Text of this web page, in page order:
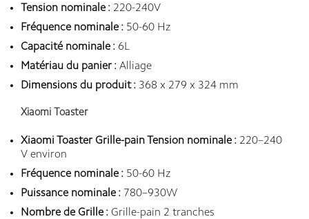
Tension nominale : 220-240V
Fréquence nominale : 50-60 Hz
Capacité nominale : 6L
Matériau du panier : Alliage
Dimensions du produit : 368 x 279 x 324 mm
Xiaomi Toaster
Xiaomi Toaster Grille-pain Tension nominale : 220–240
V environ
Fréquence nominale : 50-60 Hz
Puissance nominale : 780–930W
Nombre de Grille : Grille-pain 2 tranches